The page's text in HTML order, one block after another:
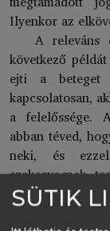
Ilyenkor az
A releváns
következő
ejti a beteget
kapcsolatosan,
a felelőssége.
abban téved,
neki, és
szakorvosnak
akkor a
ergo a
SÜTIK